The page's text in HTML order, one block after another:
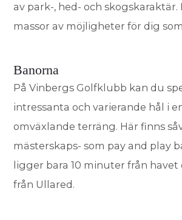
av park-, hed- och skogskaraktär.
massor av möjligheter för dig
Banorna
På Vinbergs Golfklubb kan du
intressanta och varierande hål i
omväxlande terräng. Här finns
mästerskaps- som pay and play
ligger bara 10 minuter från havet
från Ullared.